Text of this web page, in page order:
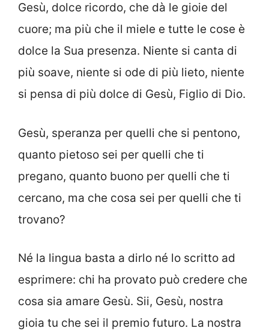
Gesù, dolce ricordo, che dà le gioie del
cuore; ma più che il miele e tutte le cose è
dolce la Sua presenza. Niente si canta di
più soave, niente si ode di più lieto, niente
si pensa di più dolce di Gesù, Figlio di Dio.
Gesù, speranza per quelli che si pentono,
quanto pietoso sei per quelli che ti
pregano, quanto buono per quelli che ti
cercano, ma che cosa sei per quelli che ti
trovano?
Né la lingua basta a dirlo né lo scritto ad
esprimere: chi ha provato può credere che
cosa sia amare Gesù. Sii, Gesù, nostra
gioia tu che sei il premio futuro. La nostra